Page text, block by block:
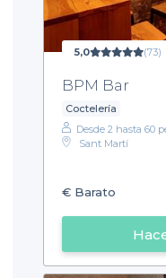
5,0 (73)
BPM Bar
Coctelería
Desde 2 hasta 60
Sant Martí
€ Barato